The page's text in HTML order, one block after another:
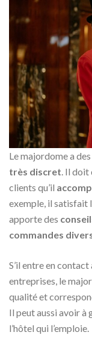
Le majordome a
très discret. Il doit
clients qu’il
exemple, il satisfait
apporte des
commandes
S’il entre en
entreprises, le
qualité et
Il peut aussi avoir à
l’hôtel qui l’emploie.